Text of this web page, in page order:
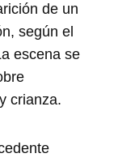
de un
según el
escena se
crianza.